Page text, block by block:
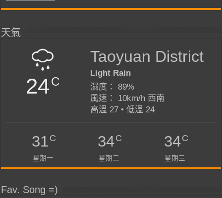
天氣
24C
Taoyuan District
Light Rain
濕度： 89%
風速： 10km/h 西南
高溫 27 • 低溫 24
31C
星期一
34C
星期二
34C
星期三
Fav. Song =)